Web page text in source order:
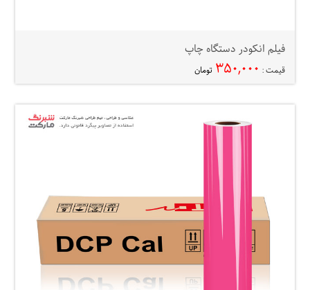
فیلم انکودر دستگاه چاپ
قیمت : ۳۵۰,۰۰۰ تومان